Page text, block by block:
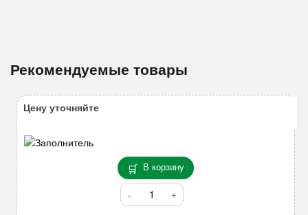
Рекомендуемые товары
В корзину
Количество
товара
Цену уточняйте